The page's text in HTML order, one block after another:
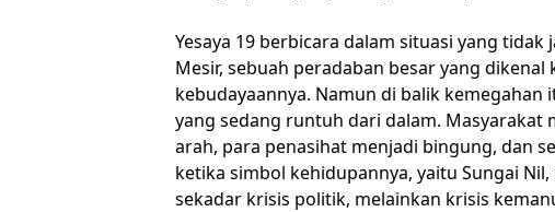
Yesaya 19 berbicara dalam situasi yang
Mesir, sebuah peradaban besar yang
kebudayaannya. Namun di balik kemegahan
yang sedang runtuh dari dalam.
arah, para penasihat menjadi bingung, dan
ketika simbol kehidupannya, yaitu Sungai
sekadar krisis politik, melainkan krisis